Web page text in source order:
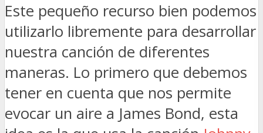
Este pequeño recurso bien podemos
utilizarlo libremente para desarrollar
nuestra canción de diferentes
maneras. Lo primero que debemos
tener en cuenta que nos permite
evocar un aire a James Bond, esta